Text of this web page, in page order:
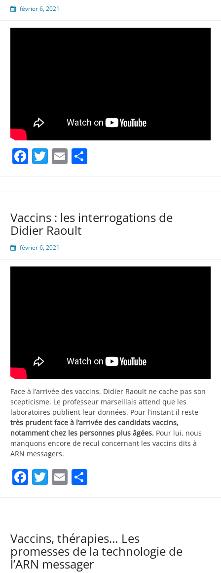
février 6, 2021
Facebook
Twitter
Email
Vaccins : les interrogations de
Didier Raoult
février 6, 2021
Face à l’arrivée des vaccins, Didier Raoult ne cache pas son
scepticisme. Le professeur marseillais attend que les
laboratoires publient leur données. Pour l’instant il reste
très prudent face à l’arrivée des candidats vaccins,
notamment chez les personnes plus âgées. Pour lui, nous
manquons encore de recul concernant les vaccins dits à
ARN messagers.
Facebook
Twitter
Email
Vaccins, thérapies… Les
promesses de la technologie de
l’ARN messager